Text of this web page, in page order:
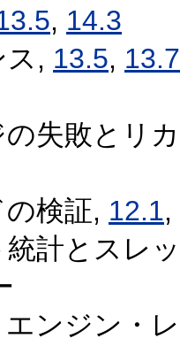
, 14.3
, 13.5, 13.7
の失敗とリ
検証, 12.1,
統計とスレ
エンジン・